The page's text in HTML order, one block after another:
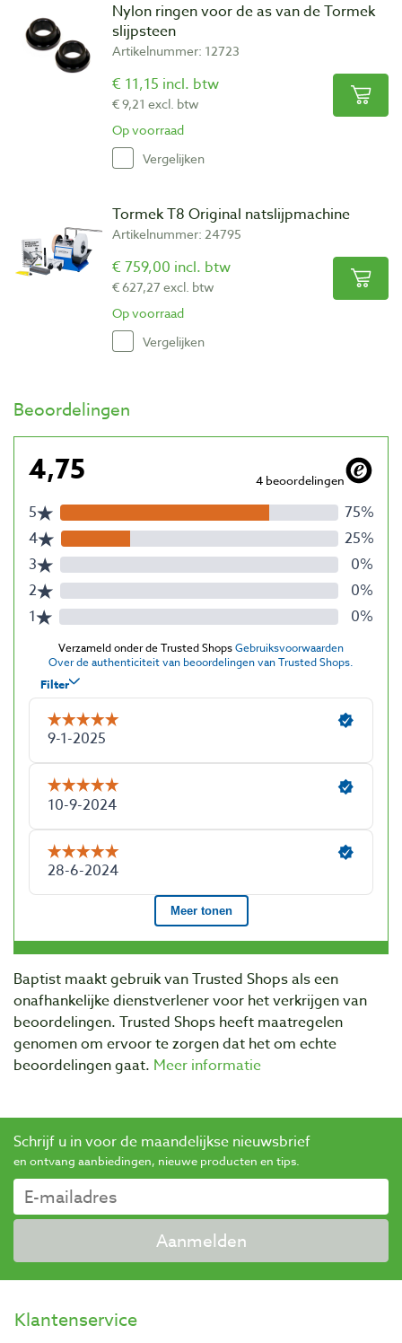
Nylon ringen voor de as van de Tormek
slijpsteen
Artikelnummer: 12723
€ 11,15 incl. btw
€ 9,21 excl. btw
Op voorraad
Vergelijken
Tormek T8 Original natslijpmachine
Artikelnummer: 24795
€ 759,00 incl. btw
€ 627,27 excl. btw
Op voorraad
Vergelijken
Beoordelingen
Baptist maakt gebruik van Trusted Shops als een
onafhankelijke dienstverlener voor het verkrijgen van
beoordelingen. Trusted Shops heeft maatregelen
genomen om ervoor te zorgen dat het om echte
beoordelingen gaat. Meer informatie
Schrijf u in voor de maandelijkse nieuwsbrief
en ontvang aanbiedingen, nieuwe producten en tips.
Aanmelden
Klantenservice